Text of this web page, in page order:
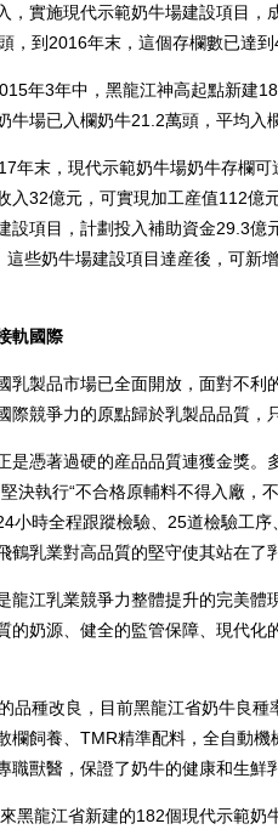
，實施現代示範奶牛場建設項目
，到2016年末，這個存欄數已達
年3年中，黑龍江神高起點新建
牛場已入欄奶牛21.2萬頭，平均
末，現代示範奶牛場奶牛存欄可
入32億元，可實現加工産值112億
設項目，計劃投入補助資金29.3
這些奶牛場建設項目達産後，可新
軌國際
製品市場已全面開放，面對不利
際競爭力的原點歸於乳製品品質，
憑著過硬的産品品質連獲金獎。
決執行“不合格原輔料不得入廠，
小時全程跟蹤檢驗、25道檢驗工
鶴乳業對高品質的堅守使其站在了
江乳業競爭力整體提升的完美體
的奶源、健全的監管保障、現代化
種改良，目前黑龍江省奶牛良種
欄飼養、TMR精準配料，全自動
職獸醫，保證了奶牛的健康和生鮮
龍江省新建的182個現代示範奶